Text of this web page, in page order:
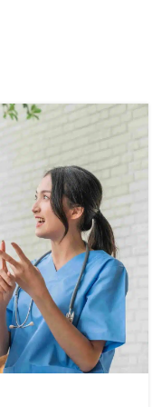
berkualitas dengan